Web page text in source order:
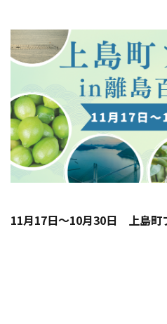
11月17日〜10月30日 上島町